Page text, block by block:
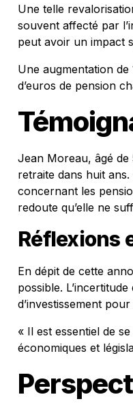
Une telle
souvent affecté par
peut avoir un impact
Une augmentation
d’euros de pension
Jean Moreau, âgé
retraite dans huit
concernant les
redoute qu’elle ne
Réflexions
En dépit de cette
possible.
d’investissement
« Il est essentiel de
économiques et